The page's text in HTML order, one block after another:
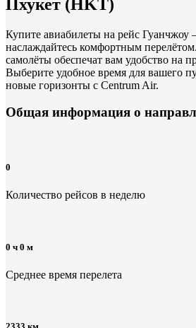
Пхукет (HKT)
Купите авиабилеты на рейс Гуанчжоу
наслаждайтесь комфортным
самолёты обеспечат вам удобство на
Выберите удобное время для вашего
новые горизонты с Centrum Air.
Общая информация о
0
Количество рейсов в неделю
0 ч 0 м
Среднее время перелета